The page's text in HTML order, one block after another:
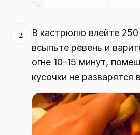
2
В кастрюлю влейте
всыпьте ревень и
огне 10–15 минут,
кусочки не разварятся